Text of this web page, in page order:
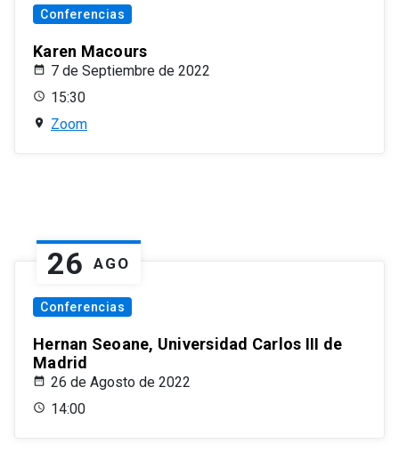
Conferencias
Karen Macours
7 de Septiembre de 2022
15:30
Zoom
26 AGO
Conferencias
Hernan Seoane, Universidad Carlos III de
Madrid
26 de Agosto de 2022
14:00